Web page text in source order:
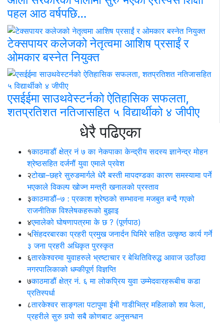
पहल आठ वर्षपछि…
टेक्सपायर कलेजको नेतृत्वमा आशिष प्रसाईं र
ओमकार बस्नेत नियुक्त
एसईईमा साउथवेस्टर्नको ऐतिहासिक सफलता,
शतप्रतिशत नतिजासहित ५ विद्यार्थीको ४ जीपीए
धेरै पढिएका
१काठमाडौं क्षेत्र नं ७ का नेकपाका केन्द्रीय सदस्य ज्ञानेन्द्र मोहन
श्रेष्ठसहित दर्जनौं युवा एमाले प्रवेश
२टोखा–छहरे सुरुङमार्गले धेरै बस्ती मापदण्डका कारण समस्यामा पर्ने
भएकाले विकल्प खोज्न मन्त्री खनालको प्रस्ताव
३काठमाडौं–७ : प्रकाश श्रेष्ठको सम्भावना मजबुत बन्दै गएको
राजनीतिक विश्लेषकहरूको बुझाइ
४एमालेको घोषणापत्रमा के छ ? (पूर्णपाठ)
५सिंहदरबारका प्रहरी प्रमुख जनार्दन घिमिरे सहित उत्कृष्ठ कार्य गर्ने
३ जना प्रहरी अधिकृत पुरस्कृत
६तारकेश्वरमा युवाहरुले भ्रष्टाचार र बेथितिविरुद्ध आवाज उठाँउदा
नगरपालिकाको धम्कीपूर्ण विज्ञप्ति
७काठमाडौं क्षेत्र नं. ६ मा लोकप्रिय युवा उम्मेदवारहरूबीच कडा
प्रतिस्पर्धा
८तारकेश्वर साङ्गला पटापुमा ईभी गाडीभित्र महिलाको शव फेला,
प्रहरीले सुरु गर्‍यो सबै कोणबाट अनुसन्धान